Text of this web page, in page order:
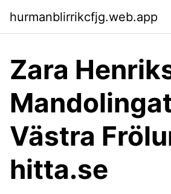
hurmanblirrikcfjg.web.app
Zara
Västra
hitta.se